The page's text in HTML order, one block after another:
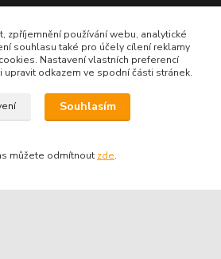
775 113 255
: 774 993 479
zpříjemnění používání webu, analytické
souhlasu také pro účely cílení reklamy
Nastavení vlastních preferencí
odkazem ve spodní části stránek.
Souhlasím
můžete odmítnout zde.